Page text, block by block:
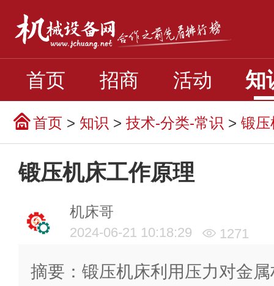
首页 招商 活动 知
首页 > 知识 > 技术-分类-常识 > 锻压
锻压机床工作原理
机床哥
2024-06-21 10:18:29 1271
摘要：锻压机床利用压力对金